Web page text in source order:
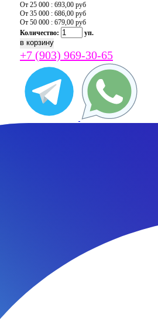
От 25 000 : 693,00 руб
От 35 000 : 686,00 руб
От 50 000 : 679,00 руб
Количество:
уп.
+7 (903) 969-30-65